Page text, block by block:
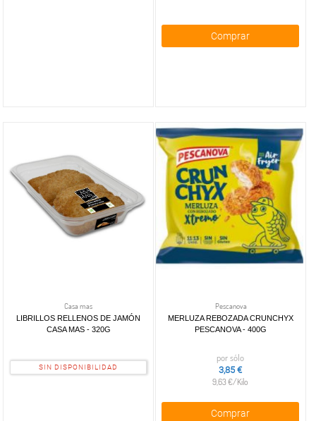
Comprar
Casa mas
LIBRILLOS RELLENOS DE JAMÓN
CASA MAS - 320G
SIN DISPONIBILIDAD
Pescanova
MERLUZA REBOZADA CRUNCHYX
PESCANOVA - 400G
por sólo
3,85 €
9,63 €/Kilo
Comprar